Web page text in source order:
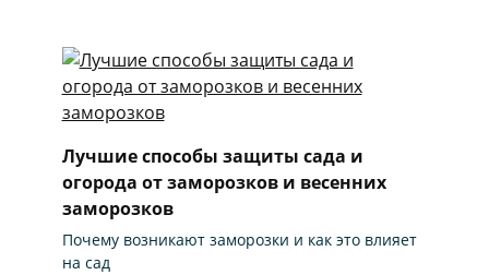
Лучшие способы защиты сада и
огорода от заморозков и весенних
заморозков
Почему возникают заморозки и как это влияет
на сад